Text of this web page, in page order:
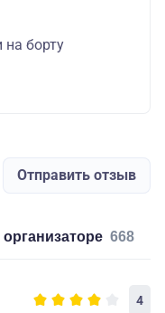
на борту
Отправить отзыв
организаторе 668
4